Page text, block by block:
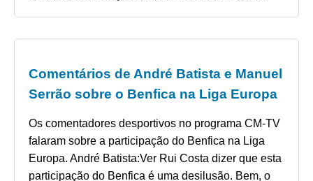
Comentários de André Batista e Manuel
Serrão sobre o Benfica na Liga Europa
Os comentadores desportivos no programa CM-TV
falaram sobre a participação do Benfica na Liga
Europa. André Batista:Ver Rui Costa dizer que esta
participação do Benfica é uma desilusão. Bem, o